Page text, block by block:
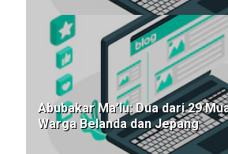
Abubakar Ma’lu: Dua dari 29
Warga Belanda dan Jepang